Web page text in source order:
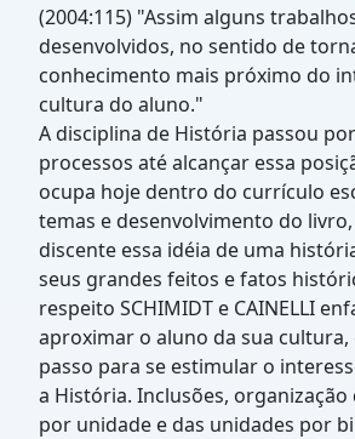
(2004:115) "Assim alguns
desenvolvidos, no sentido de
conhecimento mais próximo do
cultura do aluno."
A disciplina de História passou
processos até alcançar essa
ocupa hoje dentro do currículo
temas e desenvolvimento do
discente essa idéia de uma
seus grandes feitos e fatos
respeito SCHIMIDT e CAINELLI
aproximar o aluno da sua
passo para se estimular o
a História. Inclusões,
por unidade e das unidades por